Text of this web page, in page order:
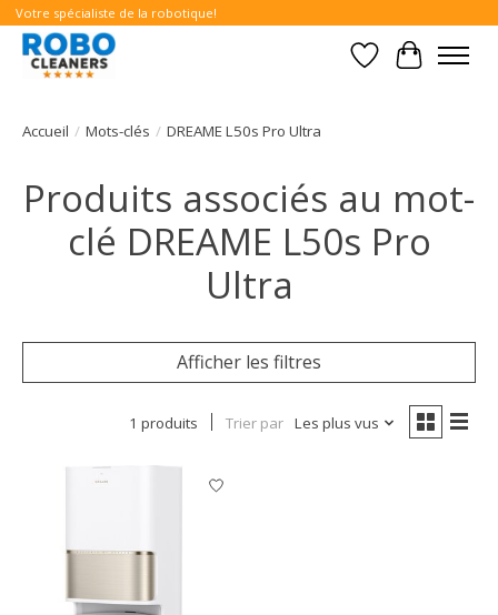
Votre spécialiste de la robotique!
Liste dePanier
Accueil / Mots-clés / DREAME L50s Pro Ultra
Produits associés au mot-
clé DREAME L50s Pro
Ultra
Afficher les filtres
1 produits Trier par Les plus vus